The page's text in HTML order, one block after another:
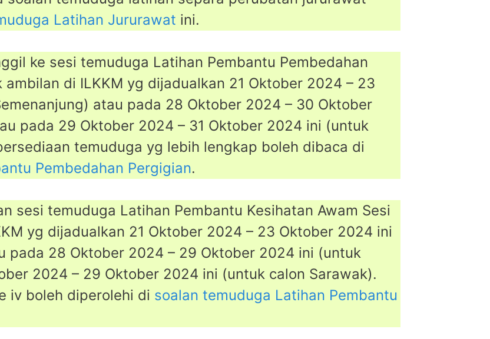
Latihan Jururawat ini.
ke sesi temuduga Latihan Pembantu Pembedahan
di ILKKM yg dijadualkan 21 Oktober 2024 – 23
atau pada 28 Oktober 2024 – 30 Oktober
pada 29 Oktober 2024 – 31 Oktober 2024 ini (untuk
temuduga yg lebih lengkap boleh dibaca di
Pembedahan Pergigian.
sesi temuduga Latihan Pembantu Kesihatan Awam Sesi
yg dijadualkan 21 Oktober 2024 – 23 Oktober 2024 ini
pada 28 Oktober 2024 – 29 Oktober 2024 ini (untuk
2024 – 29 Oktober 2024 ini (untuk calon Sarawak).
iv boleh diperolehi di soalan temuduga Latihan Pembantu